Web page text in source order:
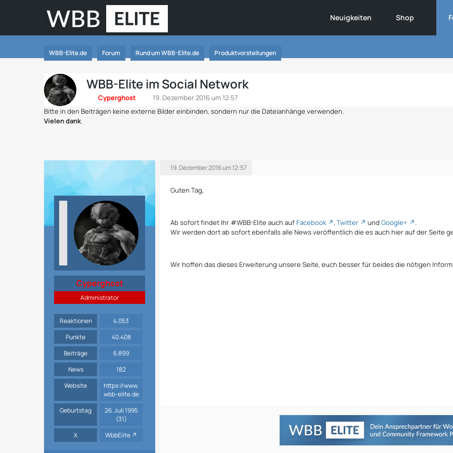
Neuigkeiten Shop
WBB-Elite.de Forum Rund um WBB-Elite.de Produktvorstellungen
WBB-Elite im Social Network
Cyperghost
19. Dezember 2016 um 12:57
Bitte in den Beiträgen keine externe Bilder einbinden, sondern nur die Dateianhänge verwenden.
Vielen dank.
Cyperghost
Administrator
Reaktionen
4.053
Punkte
40.408
Beiträge
6.899
News
182
Website
https://www.
wbb-elite.de
Geburtstag
26. Juli 1995
(31)
X
WbbElite
19. Dezember 2016 um 12:57
Guten Tag,
Ab sofort findet Ihr #WBB-Elite auch auf Facebook ,Twitter undGoogle+
.
Wir werden dort ab sofort ebenfalls alle News veröffentlich die es auch hier auf der Seite
Wir hoffen das dieses Erweiterung unsere Seite, euch besser für beides die nötigen